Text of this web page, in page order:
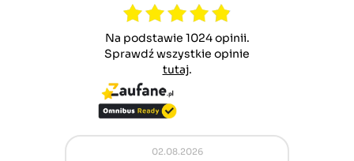
Na podstawie 1024 opinii.
Sprawdź wszystkie opinie
tutaj.
02.08.2026